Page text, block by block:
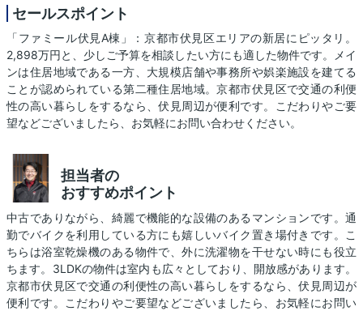
セールスポイント
「ファミール伏見A棟」：京都市伏見区エリアの新居にピッタリ。
2,898万円と、少しご予算を相談したい方にも適した物件です。メイ
ンは住居地域である一方、大規模店舗や事務所や娯楽施設を建てる
ことが認められている第二種住居地域。京都市伏見区で交通の利便
性の高い暮らしをするなら、伏見周辺が便利です。こだわりやご要
望などございましたら、お気軽にお問い合わせください。
担当者の
おすすめポイント
中古でありながら、綺麗で機能的な設備のあるマンションです。通
勤でバイクを利用している方にも嬉しいバイク置き場付きです。こ
ちらは浴室乾燥機のある物件で、外に洗濯物を干せない時にも役立
ちます。3LDKの物件は室内も広々としており、開放感があります。
京都市伏見区で交通の利便性の高い暮らしをするなら、伏見周辺が
便利です。こだわりやご要望などございましたら、お気軽にお問い